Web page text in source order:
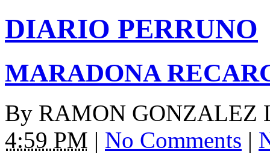
DIARIO PERRUNO
MARADONA
By RAMON GONZALEZ
4:59 PM | No Comments |